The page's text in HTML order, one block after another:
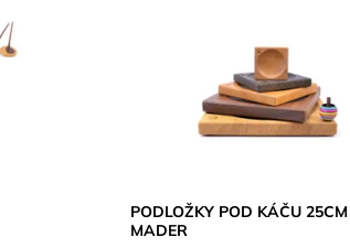
PODLOŽKY POD KÁČU
MADER